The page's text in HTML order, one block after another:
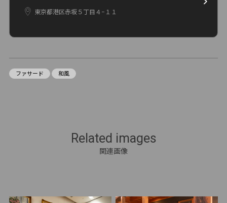
東京都港区赤坂５丁目４−１１
ファサード 和風
Related images
関連画像